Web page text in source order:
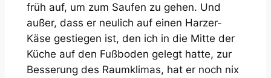
früh auf, um zum Saufen zu gehen. Und
außer, dass er neulich auf einen Harzer-
Käse gestiegen ist, den ich in die Mitte der
Küche auf den Fußboden gelegt hatte, zur
Besserung des Raumklimas, hat er noch nix